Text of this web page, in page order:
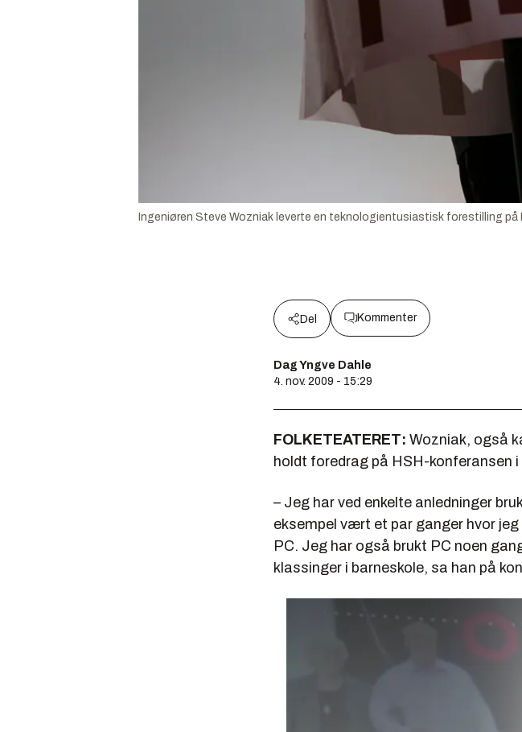
Ingeniøren Steve Wozniak leverte en teknologientusiastisk forestilling på
Del Kommenter
Dag Yngve Dahle
4. nov. 2009 - 15:29
FOLKETEATERET: Wozniak, også
holdt foredrag på HSH-konferansen i
– Jeg har ved enkelte anledninger
eksempel vært et par ganger hvor
PC. Jeg har også brukt PC noen
klassinger i barneskole, sa han på